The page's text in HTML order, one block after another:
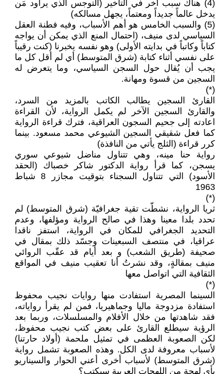
(4) هناك سبب آخر في التأخير (التوجس الذي يراود مَن
يدخل عالماً جديداً ومعتماً، يجهل مسالكه)
(5) والسبب الخامس هو أهم الأسباب، وفيه فطنة العقل
السياسي لدى منيف، (احتمال المنع الذي يمكن أن يواجه
كتاباً وكاتباً في بدايته الأولى) وهو نفسه يخبرنا (كنت رقيباً
على نفسي أثناء كتابة (شرق المتوسط) أي لم أقل كل ما
يجب أن يُقال حول السجن السياسي، وما يتعرض له
السجين من قسوة ومهانة.
(*)
القارئ السجين يطالب الكاتب بالمزيد من السرد،
والقارئ السجين الآخر لم يكمل الرواية، لأن القراءة
اعادته إلى جحيم السجون العراقية، فترك قراءة الرواية
كما فعل شقيقي السجين الشيوعي محمد مسعود. بينما
كرر قراءة (الثلج يأتي من النافذة)
رواية حنا مينه، وهي تتناول مناضل شيوعي سوري
يسجن، كما قرأ رواية الدكتور شاكر خصباك (الحقد
الأسود) التي تتناول السجناء بتوقيت مجازر 8 شباط
1963
(*)
ثريا الرواية، نشطّت تقية جغرافيّة (شرق المتوسط) لم
تحدد بلدا معينا وهذا في صالح الرواية ومؤلفها، وعدم
التحديد الجغرافي للمكان في الرواية، استفز ناقدا
عراقيا، في منتصف السبعينات وجسّد ذلك بمقال في
صحيفة (طريق الشعب) و بعد أيام قد عقّب الروائي
منيف بمقالةٍ، وقد نشرتُ أنا تعقيب منيف في المواقع
الثقافية التي اتواصل معها
(*)
السينما المصرية استفادت منها روايات نجيب محفوظ
استفادة مزدوجة ماليا وجماهيريا، فمن لم يقرأ رواياته،
فقد شاهدتها من خلال الأفلام والمسلسلات، وربما بعد
الرؤية سيطلع القارئ على بعض كتب نجيب محفوظ،
لكن الصعوبة العظمى في تمثيل ملحمة (أولاد حارتنا)
لأسباب معروفة لدى الكل. وهذه الصعوبة تشمل رواية
(شرق المتوسط) لأسباب أخرى أعني الحوار والسيناريو
بأي لهجة من اللهجات العربية سيكتب؟